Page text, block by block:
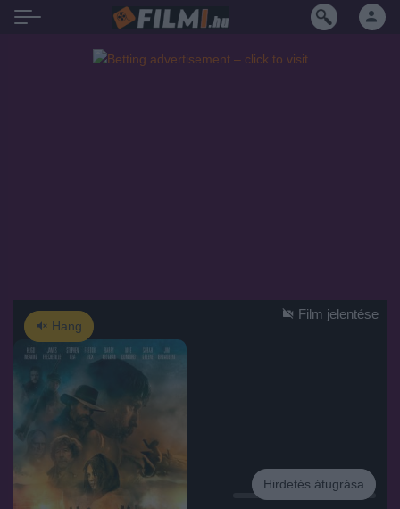
Hang
Hirdetés átugrása
Film jelentése